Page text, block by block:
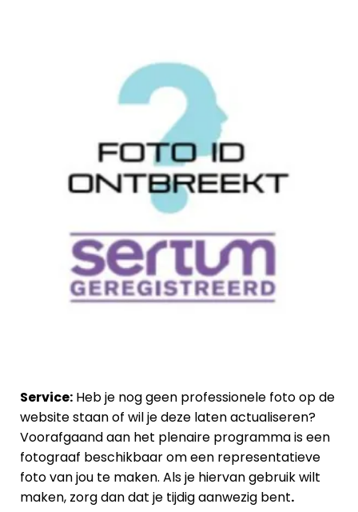
Service: Heb je nog geen professionele foto op de
website staan of wil je deze laten actualiseren?
Voorafgaand aan het plenaire programma is een
fotograaf beschikbaar om een representatieve
foto van jou te maken. Als je hiervan gebruik wilt
maken, zorg dan dat je tijdig aanwezig bent.